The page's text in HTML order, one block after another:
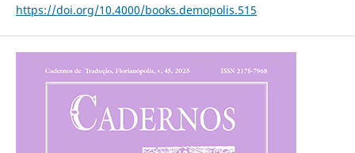
https://doi.org/10.4000/books.demopolis.515